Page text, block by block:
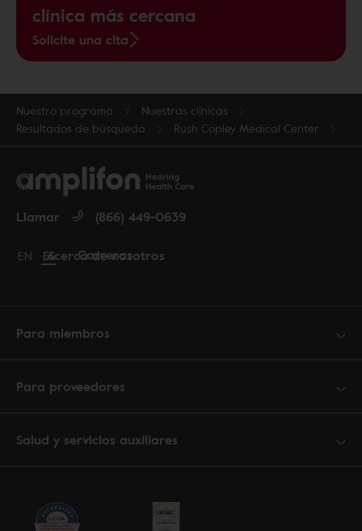
clínica más cercana
Solicite una cita
Nuestro programa
Nuestras clínicas
Resultados de búsqueda
Rush Copley Medical Center
Acerca de nosotros
Carreras
Llamar (866) 449-0639
Change language to English
EN Cambiar idioma a español
ES
Para miembros
Para proveedores
Salud y servicios auxiliares